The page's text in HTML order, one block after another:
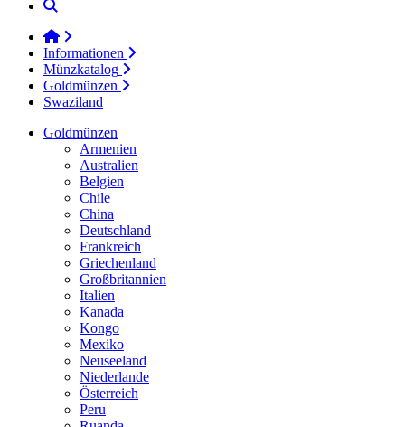
Informationen
Münzkatalog
Goldmünzen
Swaziland
Goldmünzen
Armenien
Australien
Belgien
Chile
China
Deutschland
Frankreich
Griechenland
Großbritannien
Italien
Kanada
Kongo
Mexiko
Neuseeland
Niederlande
Österreich
Peru